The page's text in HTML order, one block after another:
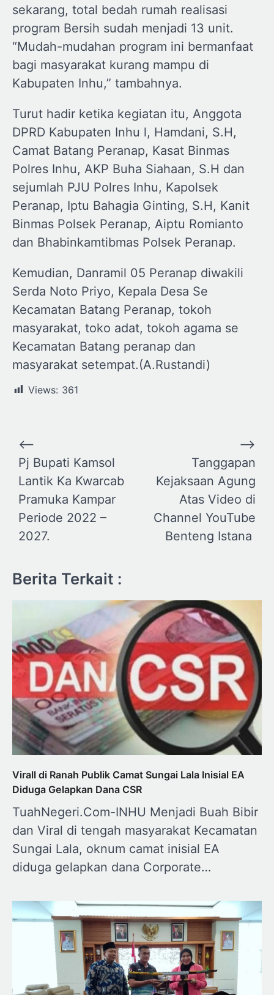
sekarang, total bedah rumah realisasi
program Bersih sudah menjadi 13 unit.
“Mudah-mudahan program ini bermanfaat
bagi masyarakat kurang mampu di
Kabupaten Inhu,” tambahnya.
Turut hadir ketika kegiatan itu, Anggota
DPRD Kabupaten Inhu l, Hamdani, S.H,
Camat Batang Peranap, Kasat Binmas
Polres Inhu, AKP Buha Siahaan, S.H dan
sejumlah PJU Polres Inhu, Kapolsek
Peranap, Iptu Bahagia Ginting, S.H, Kanit
Binmas Polsek Peranap, Aiptu Romianto
dan Bhabinkamtibmas Polsek Peranap.
Kemudian, Danramil 05 Peranap diwakili
Serda Noto Priyo, Kepala Desa Se
Kecamatan Batang Peranap, tokoh
masyarakat, toko adat, tokoh agama se
Kecamatan Batang peranap dan
masyarakat setempat.(A.Rustandi)
Views: 361
Navigasi
pos
⟵
Pj Bupati Kamsol
Lantik Ka Kwarcab
Pramuka Kampar
Periode 2022 –
2027.
Tanggapan
Kejaksaan Agung
Atas Video di
Channel YouTube
Benteng Istana
⟶
Berita Terkait :
Virall di Ranah Publik Camat Sungai Lala Inisial EA
Diduga Gelapkan Dana CSR
TuahNegeri.Com-INHU Menjadi Buah Bibir
dan Viral di tengah masyarakat Kecamatan
Sungai Lala, oknum camat inisial EA
diduga gelapkan dana Corporate…